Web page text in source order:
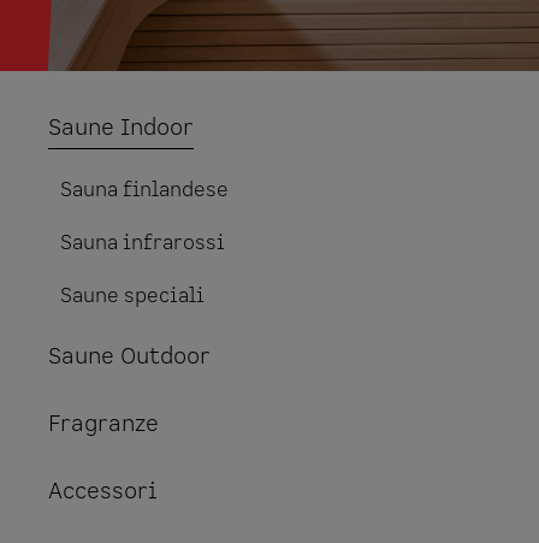
Saune Indoor
Sauna finlandese
Sauna infrarossi
Saune speciali
Saune Outdoor
Fragranze
Accessori